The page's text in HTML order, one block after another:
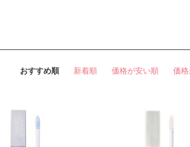
おすすめ順 新着順 価格が安い順 価